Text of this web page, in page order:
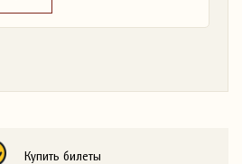
Купить билеты